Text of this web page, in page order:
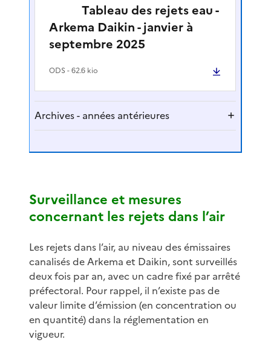
Tableau des rejets eau -
Arkema Daikin - janvier à
septembre 2025
ODS - 62.6 kio
Archives - années antérieures
Surveillance et mesures
concernant les rejets dans l’air
Les rejets dans l’air, au niveau des émissaires
canalisés de Arkema et Daikin, sont surveillés
deux fois par an, avec un cadre fixé par arrêté
préfectoral. Pour rappel, il n’existe pas de
valeur limite d’émission (en concentration ou
en quantité) dans la réglementation en
vigueur.